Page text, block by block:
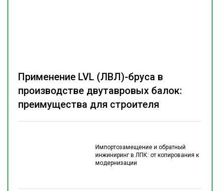
Импортозамещение и обратный
инжиниринг в ЛПК: от копирования к
модернизации
Применение LVL (ЛВЛ)-бруса в
производстве двутавровых балок:
преимущества для строителя